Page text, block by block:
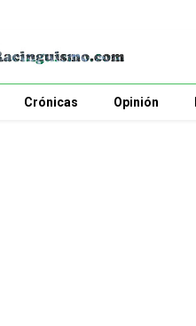
Crónicas Opinión